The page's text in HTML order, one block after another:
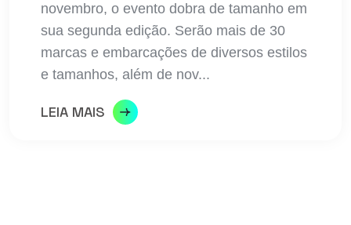
novembro, o evento dobra de tamanho em
sua segunda edição. Serão mais de 30
marcas e embarcações de diversos estilos
e tamanhos, além de nov...
LEIA MAIS